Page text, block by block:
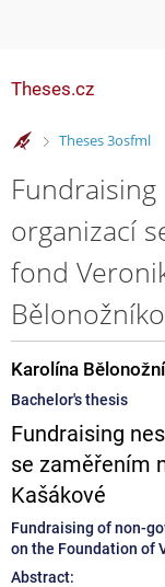
Theses.cz
>
Theses 3osfml
organizací
fond
Karolína
Bachelor's thesis
Fundraising
se zaměřením
Kašákové
Fundraising of non-
on the Foundation of
Abstract: